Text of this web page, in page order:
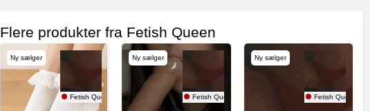
Flere produkter fra Fetish Queen
Ny sælger
Fetish Queen
Ny sælger
Fetish Queen
Ny sælger
Fetish Queen